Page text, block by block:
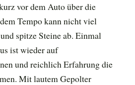
vor dem Auto über die
Tempo kann nicht viel
spitze Steine ab. Einmal
ist wieder auf
und reichlich Erfahrung die
Mit lautem Gepolter